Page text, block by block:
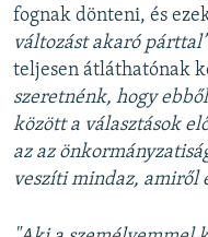
fognak dönteni, és
változást akaró
teljesen átláthatónak
szeretnénk, hogy
között a választások
az az
veszíti mindaz, amiről